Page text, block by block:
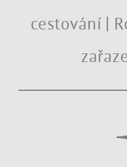
cestování